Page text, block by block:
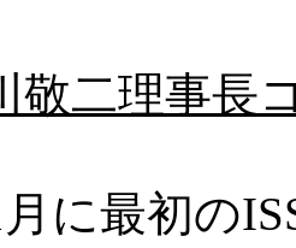
二理事長
に最初の